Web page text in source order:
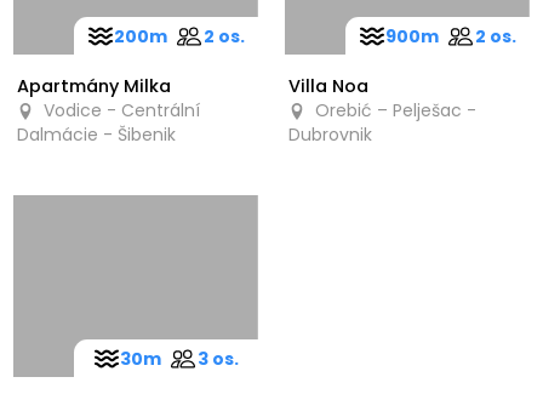
Apartmány Milka
Vodice - Centrální
Dalmácie - Šibenik
200m 2 os.
Villa Noa
Orebić – Pelješac -
Dubrovnik
900m 2 os.
30m 3 os.